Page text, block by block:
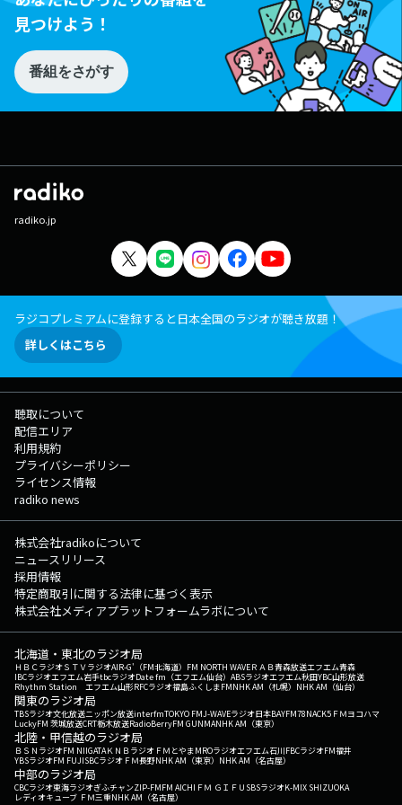
見つけよう！
番組をさがす
radiko.jp
ラジコプレミアムに登録すると日本全国のラジオが聴き放題！
詳しくはこちら
聴取について
配信エリア
利用規約
プライバシーポリシー
ライセンス情報
radiko news
株式会社radikoについて
ニュースリリース
採用情報
特定商取引に関する法律に基づく表示
株式会社メディアプラットフォームラボについて
北海道・東北のラジオ局
ＨＢＣラジオＳＴＶラジオAIR-G'（FM北海道） FM NORTH WAVEＲＡＢ青森放送エフエム青森
IBCラジオエフエム岩手tbcラジオDate fm（エフエム仙台） ABSラジオエフエム秋田YBC山形放送
Rhythm Station エフエム山形RFCラジオ福島ふくしまFMNHK AM（札幌） NHK AM（仙台）
関東のラジオ局
TBSラジオ文化放送ニッポン放送interfmTOKYO FMJ-WAVEラジオ日本BAYFM78NACK5 ＦＭヨコハマ
LuckyFM 茨城放送CRT栃木放送RadioBerryFM GUNMANHK AM（東京）
北陸・甲信越のラジオ局
ＢＳＮラジオFM NIIGATAＫＮＢラジオ ＦＭとやまMROラジオエフエム石川FBCラジオFM福井
YBSラジオFM FUJISBCラジオ ＦＭ長野NHK AM（東京） NHK AM（名古屋）
中部のラジオ局
CBCラジオ東海ラジオぎふチャンZIP-FMFM AICHI ＦＭ ＧＩＦＵ SBSラジオK-MIX SHIZUOKA
レディオキューブ ＦＭ三重NHK AM（名古屋）